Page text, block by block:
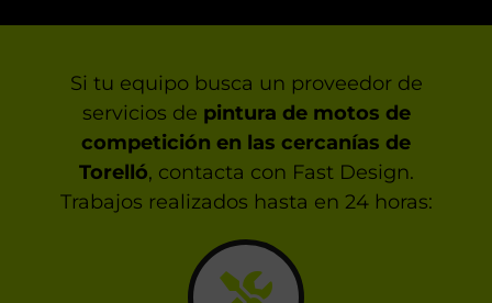
Si tu equipo busca un proveedor de
servicios de pintura de motos de
competición en las cercanías de
Torelló, contacta con Fast Design.
Trabajos realizados hasta en 24 horas: